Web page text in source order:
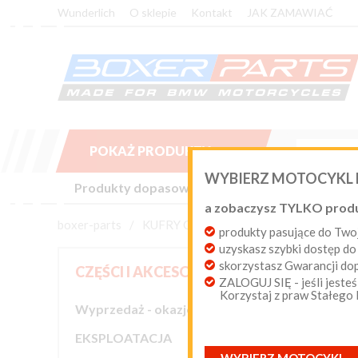
Wunderlich O sklepie Kontakt JAK ZAMAWIAĆ
WYBIERZ MOTOCYKL
a zobaczysz TYLKO
produkty pasujące do
uzyskasz szybki dostęp do
skorzystasz Gwarancji
ZALOGUJ SIĘ - jeśli
Korzystaj z praw
POKAŻ PRODUKTY 
Produkty dopasowane do Twojego
KUFRY CENTRALNE
CZĘŚCI I AKCESORIA
Wyprzedaż - okazje cenowe
EKSPLOATACJA
Kufer
własny
o